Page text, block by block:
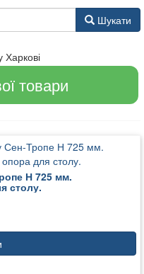
Шукати
Харкові
товари
Н 725 мм.
столу.